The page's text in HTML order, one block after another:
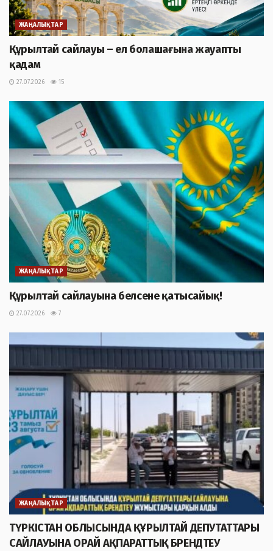
ЖАҢАЛЫҚТАР
Құрылтай сайлауы – ел болашағына жауапты
қадам
27.07.2026 15
ЖАҢАЛЫҚТАР
Құрылтай сайлауына белсене қатысайық!
27.07.2026 7
ЖАҢАЛЫҚТАР
ТҮРКІСТАН ОБЛЫСЫНДА ҚҰРЫЛТАЙ ДЕПУТАТТАРЫ
САЙЛАУЫНА ОРАЙ АҚПАРАТТЫҚ БРЕНДТЕУ